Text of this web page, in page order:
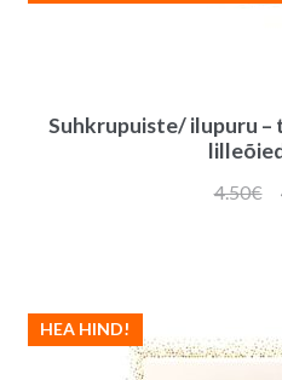
Suhkrupuiste/ ilupuru –
4.50€
HEA HIND!